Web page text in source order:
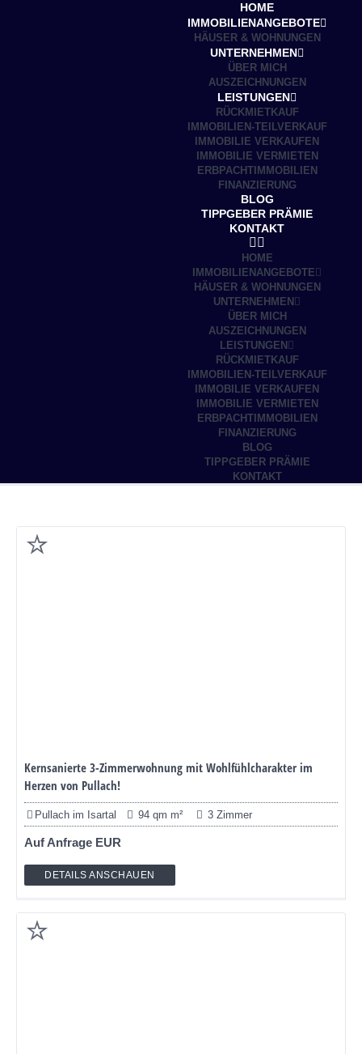
HOME
IMMOBILIENANGEBOTE
HÄUSER & WOHNUNGEN
UNTERNEHMEN
ÜBER MICH
AUSZEICHNUNGEN
LEISTUNGEN
RÜCKMIETKAUF
IMMOBILIEN-TEILVERKAUF
IMMOBILIE VERKAUFEN
IMMOBILIE VERMIETEN
ERBPACHTIMMOBILIEN
FINANZIERUNG
BLOG
TIPPGEBER PRÄMIE
KONTAKT
HOME
IMMOBILIENANGEBOTE
HÄUSER & WOHNUNGEN
UNTERNEHMEN
ÜBER MICH
AUSZEICHNUNGEN
LEISTUNGEN
RÜCKMIETKAUF
IMMOBILIEN-TEILVERKAUF
IMMOBILIE VERKAUFEN
IMMOBILIE VERMIETEN
ERBPACHTIMMOBILIEN
FINANZIERUNG
BLOG
TIPPGEBER PRÄMIE
KONTAKT
Kernsanierte 3-Zimmerwohnung mit Wohlfühlcharakter im
Herzen von Pullach!
Pullach im Isartal 94 qm m² 3 Zimmer
Auf Anfrage EUR
DETAILS ANSCHAUEN